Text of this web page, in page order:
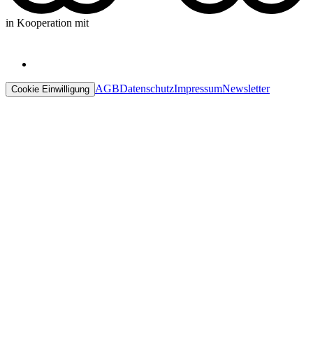
in Kooperation mit
Cookie Einwilligung AGBDatenschutzImpressumNewsletter